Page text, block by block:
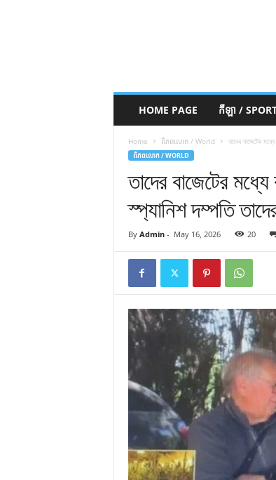
HOME PAGE កីឡា /
Home ពិភពលោក / World তাদের বাজেটের
ពិភពលោក / WORLD
তাদের বাজেটের
স্প্যানিশ দম্পতি
By Admin- May 16, 2026 20